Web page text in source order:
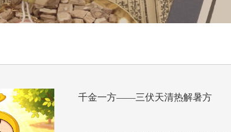
千金一方——三伏天清热解暑方